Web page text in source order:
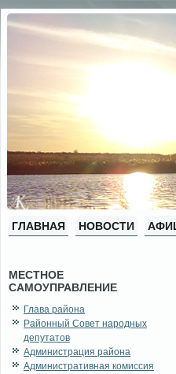
ГЛАВНАЯ НОВОСТИ
МЕСТНОЕ
САМОУПРАВЛЕНИЕ
Глава района
Районный Совет народных
депутатов
Администрация района
Административная комиссия